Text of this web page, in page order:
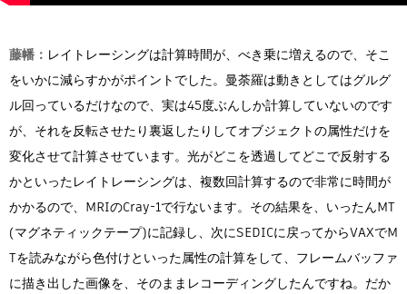
藤幡： レイトレーシングは計算時間が、べき乗に増えるので、そこ
をいかに減らすかがポイントでした。曼荼羅は動きとしてはグルグ
ル回っているだけなので、実は45度ぶんしか計算していないのです
が、それを反転させたり裏返したりしてオブジェクトの属性だけを
変化させて計算させています。光がどこを透過してどこで反射する
かといったレイトレーシングは、複数回計算するので非常に時間が
かかるので、MRIのCray-1で行ないます。その結果を、いったんMT
(マグネティックテープ)に記録し、次にSEDICに戻ってからVAXでM
Tを読みながら色付けといった属性の計算をして、フレームバッファ
に描き出した画像を、そのままレコーディングしたんですね。だか